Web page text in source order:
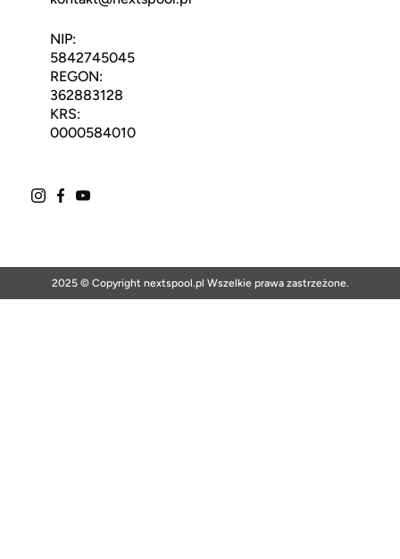
NIP:
5842745045
REGON:
362883128
KRS:
0000584010